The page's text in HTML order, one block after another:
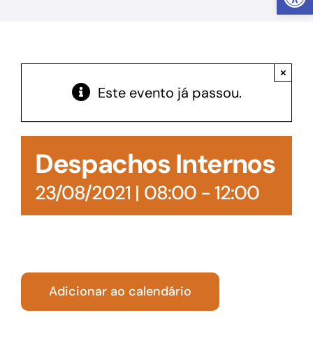
Acesso à Informação
Este evento já passou.
×
Despachos Internos
23/08/2021 | 08:00- 12:00
Adicionar ao calendário